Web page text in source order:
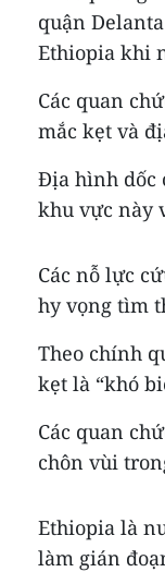
quận
Ethiopia khi
Các quan
mắc kẹt và
Địa hình dốc
khu vực này
Các nỗ lực
hy vọng tìm
Theo chính
kẹt là “khó
Các quan
chôn vùi
Ethiopia là
làm gián